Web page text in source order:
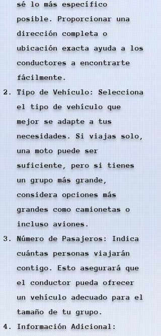
sé lo más específico
posible. Proporcionar una
dirección completa o
ubicación exacta ayuda a los
conductores a encontrarte
fácilmente.
Tipo de Vehículo: Selecciona
el tipo de vehículo que
mejor se adapte a tus
necesidades. Si viajas solo,
una moto puede ser
suficiente, pero si tienes
un grupo más grande,
considera opciones más
grandes como camionetas o
incluso aviones.
Número de Pasajeros: Indica
cuántas personas viajarán
contigo. Esto asegurará que
el conductor pueda ofrecer
un vehículo adecuado para el
tamaño de tu grupo.
Información Adicional: